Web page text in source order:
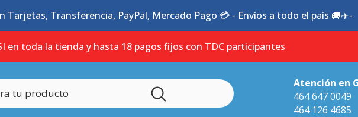
Tarjetas, Transferencia, PayPal, Mercado Pago 💳 - Envíos a todo el país 🚚✈️-
en toda la tienda y hasta 18 pagos fijos con TDC participantes
Atención en
464 647 0049
464 126 4685